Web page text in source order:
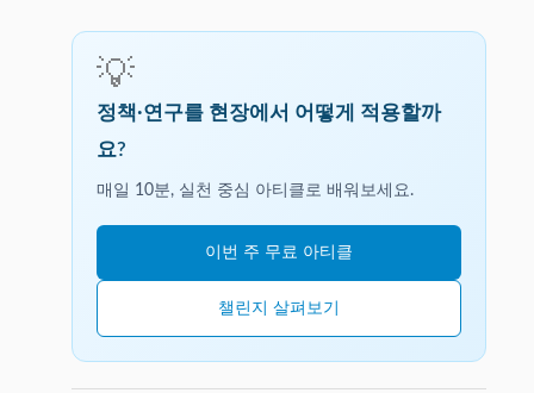
💡
정책·연구를 현장에서 어떻게 적용할까
요?
매일 10분, 실천 중심 아티클로 배워보세요.
이번 주 무료 아티클
챌린지 살펴보기